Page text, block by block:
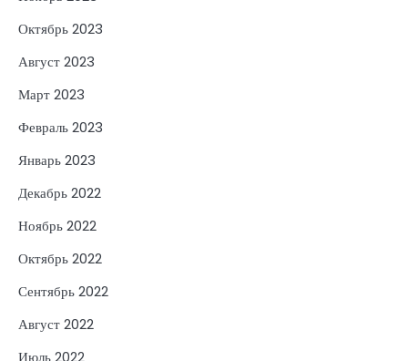
Октябрь 2023
Август 2023
Март 2023
Февраль 2023
Январь 2023
Декабрь 2022
Ноябрь 2022
Октябрь 2022
Сентябрь 2022
Август 2022
Июль 2022